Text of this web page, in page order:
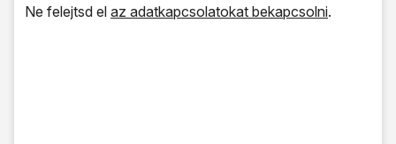
Ne felejtsd el az adatkapcsolatokat bekapcsolni.